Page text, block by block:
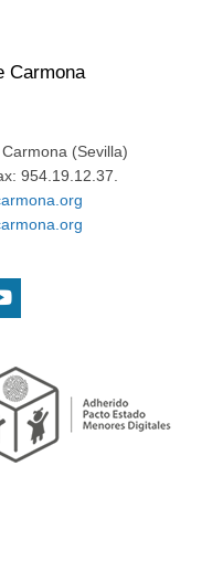
Carmona
(Sevilla)
954.19.12.37.